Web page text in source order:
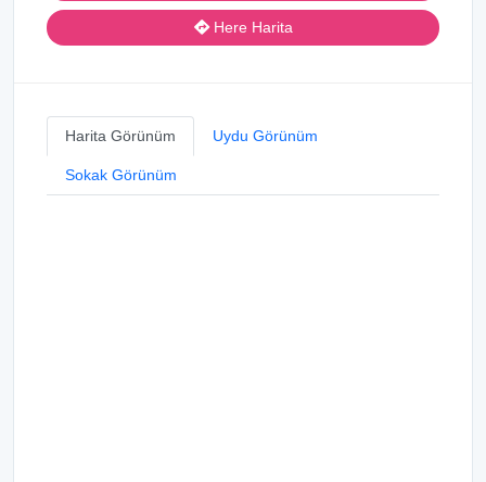
Here Harita
Harita Görünüm Uydu Görünüm
Sokak Görünüm